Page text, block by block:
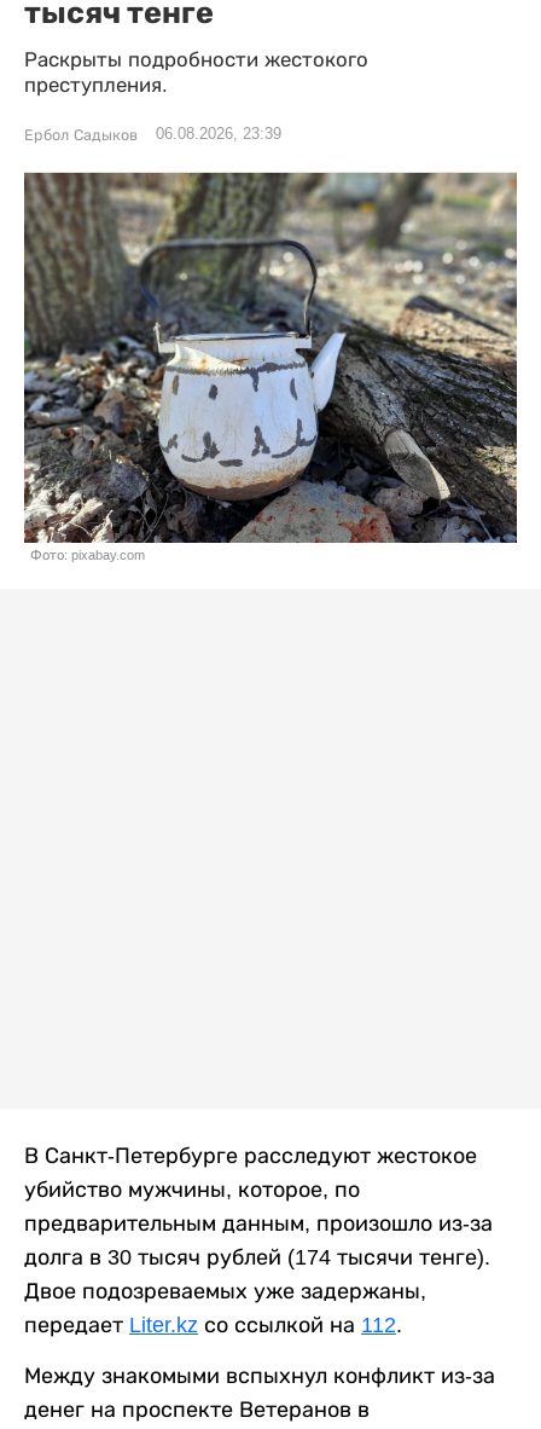
тысяч тенге
Раскрыты подробности жестокого
преступления.
Ербол Садыков 06.08.2026, 23:39
Фото: pixabay.com
В Санкт-Петербурге расследуют жестокое
убийство мужчины, которое, по
предварительным данным, произошло из-за
долга в 30 тысяч рублей (174 тысячи тенге).
Двое подозреваемых уже задержаны,
передает Liter.kz со ссылкой на 112.
Между знакомыми вспыхнул конфликт из-за
денег на проспекте Ветеранов в